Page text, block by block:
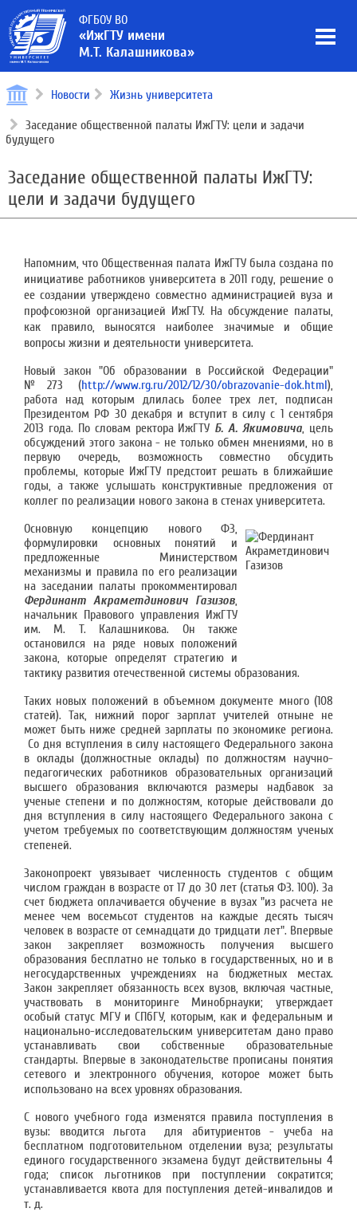
ФГБОУ ВО
«ИжГТУ имени
М.Т. Калашникова»
Новости Жизнь университета
Заседание общественной палаты ИжГТУ: цели и задачи
будущего
Заседание общественной палаты ИжГТУ:
цели и задачи будущего
Напомним, что Общественная палата ИжГТУ была создана по
инициативе работников университета в 2011 году, решение о
ее создании утверждено совместно администрацией вуза и
профсоюзной организацией ИжГТУ. На обсуждение палаты,
как правило, выносятся наиболее значимые и общие
вопросы жизни и деятельности университета.
Новый закон "Об образовании в Российской Федерации"
№273 (http://www.rg.ru/2012/12/30/obrazovanie-dok.html),
работа над которым длилась более трех лет, подписан
Президентом РФ 30 декабря и вступит в силу с 1 сентября
2013 года. По словам ректора ИжГТУ Б. А. Якимовича, цель
обсуждений этого закона - не только обмен мнениями, но в
первую очередь, возможность совместно обсудить
проблемы, которые ИжГТУ предстоит решать в ближайшие
годы, а также услышать конструктивные предложения от
коллег по реализации нового закона в стенах университета.
Основную концепцию нового ФЗ,
формулировки основных понятий и
предложенные Министерством
механизмы и правила по его реализации
на заседании палаты прокомментировал
Фердинант Акраметдинович Газизов,
начальник Правового управления ИжГТУ
им. М. Т. Калашникова. Он также
остановился на ряде новых положений
закона, которые определят стратегию и
тактику развития отечественной системы образования.
Таких новых положений в объемном документе много (108
статей). Так, нижний порог зарплат учителей отныне не
может быть ниже средней зарплаты по экономике региона.
Со дня вступления в силу настоящего Федерального закона
в оклады (должностные оклады) по должностям научно-
педагогических работников образовательных организаций
высшего образования включаются размеры надбавок за
ученые степени и по должностям, которые действовали до
дня вступления в силу настоящего Федерального закона с
учетом требуемых по соответствующим должностям ученых
степеней.
Законопроект увязывает численность студентов с общим
числом граждан в возрасте от 17 до 30 лет (статья ФЗ. 100). За
счет бюджета оплачивается обучение в вузах "из расчета не
менее чем восемьсот студентов на каждые десять тысяч
человек в возрасте от семнадцати до тридцати лет". Впервые
закон закрепляет возможность получения высшего
образования бесплатно не только в государственных, но и в
негосударственных учреждениях на бюджетных местах.
Закон закрепляет обязанность всех вузов, включая частные,
участвовать в мониторинге Минобрнауки; утверждает
особый статус МГУ и СПбГУ, которым, как и федеральным и
национально-исследовательским университетам дано право
устанавливать свои собственные образовательные
стандарты. Впервые в законодательстве прописаны понятия
сетевого и электронного обучения, которое может быть
использовано на всех уровнях образования.
С нового учебного года изменятся правила поступления в
вузы: вводится льгота для абитуриентов - учеба на
бесплатном подготовительном отделении вуза; результаты
единого государственного экзамена будут действительны 4
года; список льготников при поступлении сократится;
устанавливается квота для поступления детей-инвалидов и
т. д.